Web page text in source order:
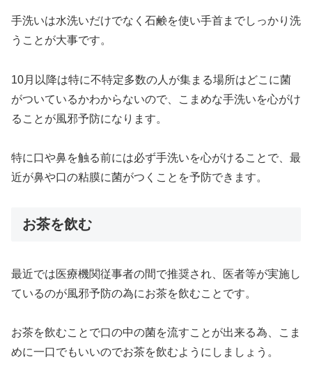
手洗いは水洗いだけでなく石鹸を使い手首までしっかり洗
うことが大事です。
10月以降は特に不特定多数の人が集まる場所はどこに菌
がついているかわからないので、こまめな手洗いを心がけ
ることが風邪予防になります。
特に口や鼻を触る前には必ず手洗いを心がけることで、最
近が鼻や口の粘膜に菌がつくことを予防できます。
お茶を飲む
最近では医療機関従事者の間で推奨され、医者等が実施し
ているのが風邪予防の為にお茶を飲むことです。
お茶を飲むことで口の中の菌を流すことが出来る為、こま
めに一口でもいいのでお茶を飲むようにしましょう。